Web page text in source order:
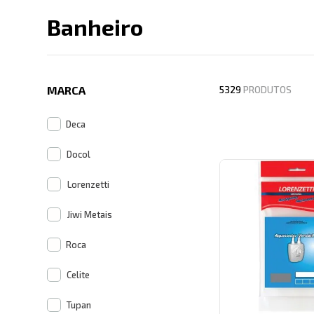
Banheiro
Descrição search
MARCA
Deca
Docol
Lorenzetti
Jiwi Metais
Roca
Celite
Tupan
5329PRODUTOS